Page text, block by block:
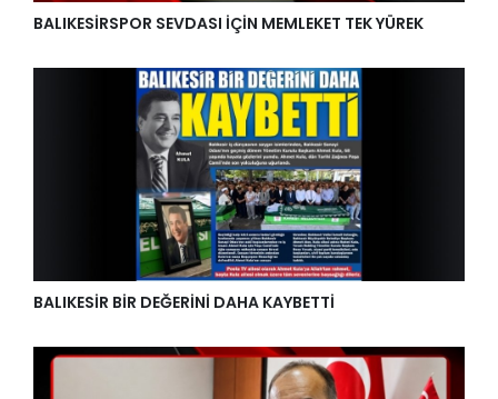
BALIKESİRSPOR SEVDASI İÇİN MEMLEKET TEK YÜREK
BALIKESİR BİR DEĞERİNİ DAHA KAYBETTİ